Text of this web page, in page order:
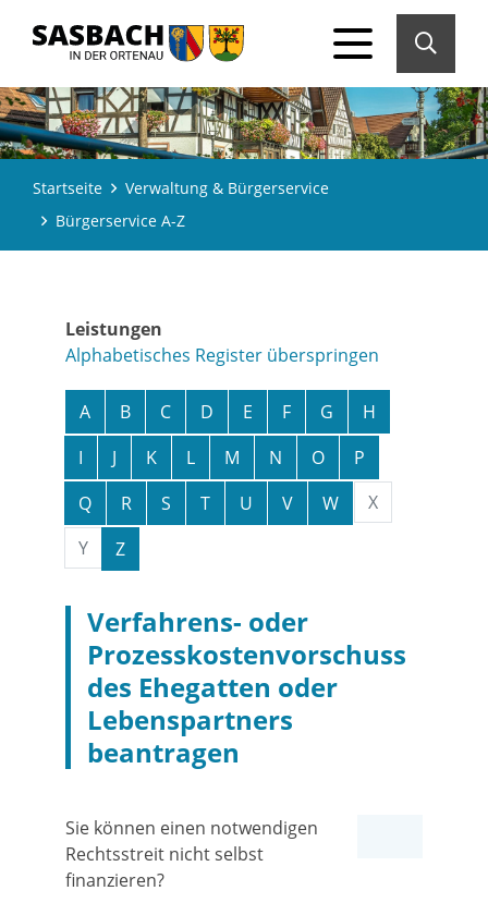
Startseite
Verwaltung & Bürgerservice
Bürgerservice A-Z
Leistungen
Alphabetisches Register überspringen
A B C D E F G
H
I
J K L M N O
P
Q
R S T U V W
X
Y
Z
Verfahrens- oder
Prozesskostenvorschuss
des Ehegatten oder
Lebenspartners
beantragen
Sie können einen notwendigen
Rechtsstreit nicht selbst
finanzieren?